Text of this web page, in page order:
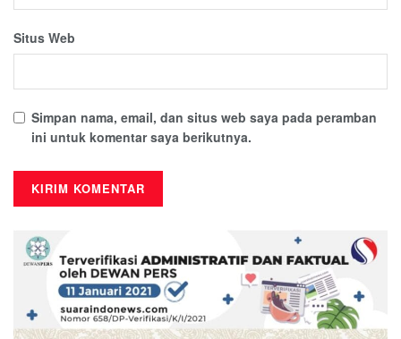
Situs Web
Simpan nama, email, dan situs web saya pada peramban
ini untuk komentar saya berikutnya.